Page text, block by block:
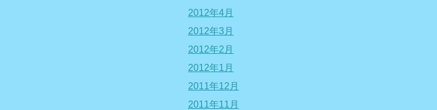
2012年4月
2012年3月
2012年2月
2012年1月
2011年12月
2011年11月